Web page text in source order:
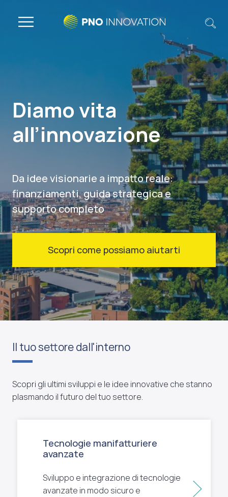
Diamo vita
all’innovazione
Da idee visionarie a impatto reale:
finanziamenti, guida strategica e
supporto completo
Scopri come possiamo aiutarti
Il tuo settore dall'interno
Scopri gli ultimi sviluppi e le idee innovative che stanno
plasmando il futuro del tuo settore.
Tecnologie manifatturiere
avanzate
Sviluppo e integrazione di tecnologie
avanzate in modo sicuro e